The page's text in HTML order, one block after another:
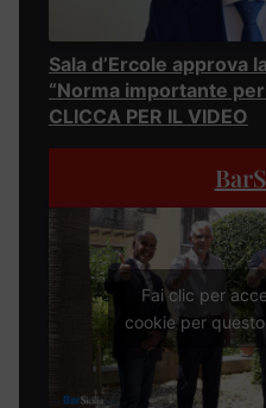
Sala d’Ercole approva
“Norma importante
CLICCA PER IL VIDEO
Fai clic per
cookie per